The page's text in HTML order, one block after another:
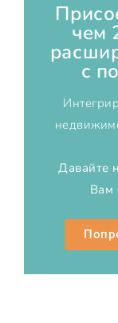
чем
с
Давайте
Вам